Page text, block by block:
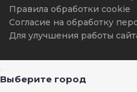
Правила обработки cookie
Согласие на обработку
Для улучшения работы
Выберите город